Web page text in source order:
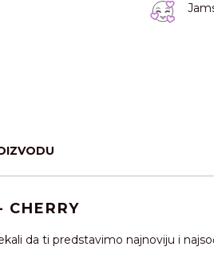
CHERRY
da ti predstavimo najnoviju i